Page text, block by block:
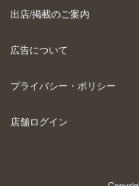
出店/掲載のご案内
広告について
プライバシー・ポリシー
店舗ログイン